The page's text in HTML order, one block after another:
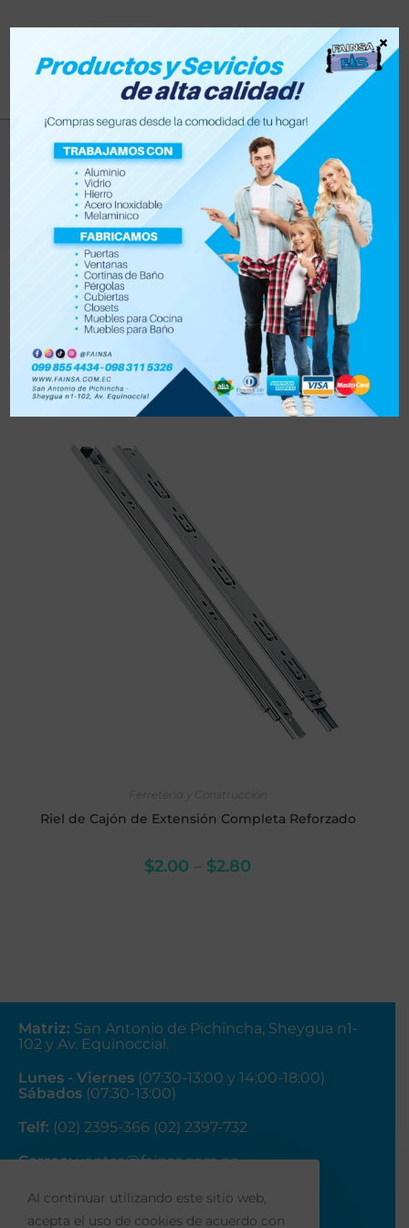
rieles para cajones
Productos > rieles para cajones
Filtrar
Orden por defecto
Ferretería y Construcción
Riel de Cajón de Extensión Completa Reforzado
$2.00 – $2.80
Matriz: San Antonio de Pichincha, Sheygua n1-
102 y Av. Equinoccial.
Lunes - Viernes (07:30-13:00 y 14:00-18:00)
Sábados (07:30-13:00)
Telf: (02) 2395-366 (02) 2397-732
Correo:ventas@fainsa.com.ec
×
Al continuar utilizando este sitio web,
acepta el uso de cookies de acuerdo con